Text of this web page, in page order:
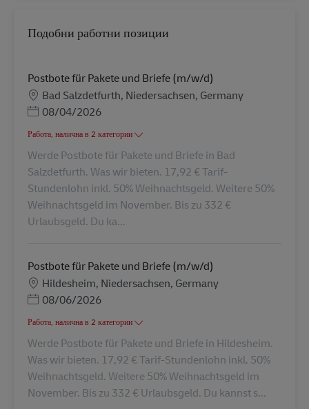
Подобни работни позиции
Postbote für Pakete und Briefe (m/w/d)
Местоположение
Bad Salzdetfurth, Niedersachsen, Germany
Posted Date
08/04/2026
Работа, налична в 2 категории
Werde Postbote für Pakete und Briefe in Bad
Salzdetfurth. Was wir bieten. 17,92 € Tarif-
Stundenlohn inkl. 50% Weihnachtsgeld. Weitere 50%
Weihnachtsgeld im November. Bis zu 332 €
Urlaubsgeld. Du ka...
Postbote für Pakete und Briefe (m/w/d)
Местоположение
Hildesheim, Niedersachsen, Germany
Posted Date
08/06/2026
Работа, налична в 2 категории
Werde Postbote für Pakete und Briefe in Hildesheim.
Was wir bieten. 17,92 € Tarif-Stundenlohn inkl. 50%
Weihnachtsgeld. Weitere 50% Weihnachtsgeld im
November. Bis zu 332 € Urlaubsgeld. Du kannst s...